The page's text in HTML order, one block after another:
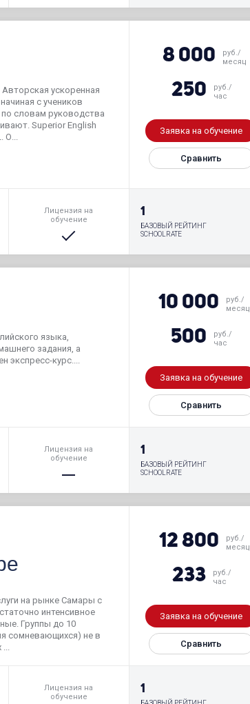
ускоренная
с учеников
словам руководства
Superior English
О...
Лицензия на
обучение
8 000
руб./
месяц
250
руб./
час
Заявка на обучение
Сравнить
1
БАЗОВЫЙ РЕЙТИНГ
SCHOOLRATE
языка,
задания, а
экспресс-курс....
Лицензия на
обучение
10 000
руб./
месяц
500
руб./
час
Заявка на обучение
Сравнить
1
БАЗОВЫЙ РЕЙТИНГ
SCHOOLRATE
на рынке Самары с
интенсивное
Группы до 10
сомневающихся) не в
...
Лицензия на
обучение
12 800
руб./
месяц
233
руб./
час
Заявка на обучение
Сравнить
1